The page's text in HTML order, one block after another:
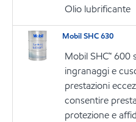
Olio lubrificante
Mobil SHC 630
Mobil SHC™
ingranaggi e
prestazioni
consentire
protezione e